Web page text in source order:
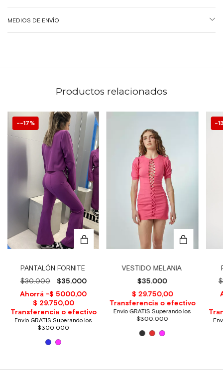
MEDIOS DE ENVÍO
Productos relacionados
-17%
PANTALÓN FORNITE
$30.000
$35.000
VESTIDO MELANIA
$35.000